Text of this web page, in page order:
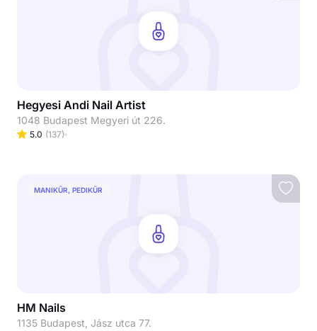
Hegyesi Andi Nail Artist
1048 Budapest Megyeri út 226.
5.0 (137)
MANIKŰR, PEDIKŰR
HM Nails
1135 Budapest, Jász utca 77.